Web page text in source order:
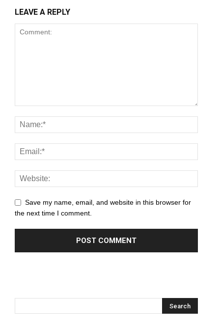
LEAVE A REPLY
Save my name, email, and website in this browser for
the next time I comment.